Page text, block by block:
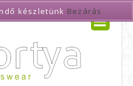
készletünk Bezárás